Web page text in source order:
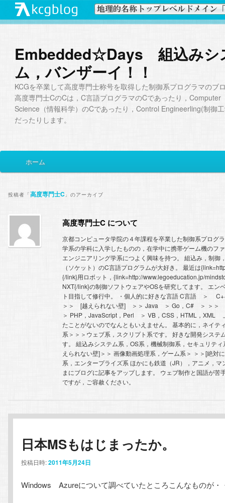
Embedded☆Days 組込みシ
ム，バンザーイ！！
KCGを卒業して高度専門士称号を取得した制御系プログラマのブ
高度専門士CのCは，C言語プログラマのCであったり，Computer
Science（情報科学）のCであったり，Control Engineerling(制御
だったりします。
イ
メ
サ
ホーム
投稿者「高度専門士C 」のアーカイブ
高度専門士C について
京都コンピュータ学院の４年課程を卒業した制御系プログ
学系の学科に入学したものの，在学中に携帯ゲーム機のフ
エンジニアリング学系につよく興味を持つ。 組込み，制御
（ソケット）のC言語プログラムが大好き。 最近は
{/link}用ロボット，{link=http://www.legoeducation.jp/
NXT{/link}の制御ソフトウェアやOSを研究してます。 エン
ト目指して修行中。 ・個人的に好きな言語 C言語 ＞
＞＞ [越えられない壁] ＞＞ Java ＞ Go，C# ＞ ＞＞
＞ PHP，JavaScript，Perl ＞ VB，CSS，HTML，XML
たことがないのでなんともいえません。 基本的に，ネイテ
系＞＞＞ウェブ系，スクリプト系です。 好きな開発システ
す。 組込みシステム系，OS系，機械制御系，セキュリテ
えられない壁]＞＞ 画像動画処理系，ゲーム系＞ ＞＞[絶対
系，エンタープライズ系 ほかにも鉄道（JR），アニメ，
まにブログに記事をアップします。 ウェブ制作と国語が苦
ですが，ご容赦ください。
日本MSもはじまったか。
投稿日時:2011年5月24日
Windows Azureについて調べていたところこんなものが・